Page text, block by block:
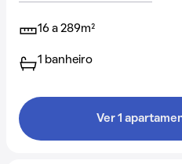
16 a 289m²
1 banheiro
Ver 1